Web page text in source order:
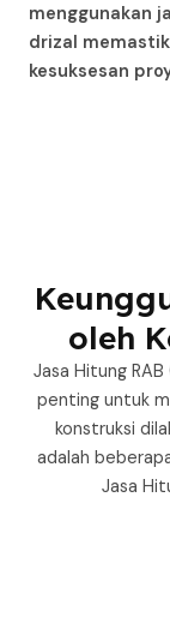
menggunakan
drizal
kesuksesan
oleh
Jasa Hitung
penting untuk
konstruksi
adalah
Jasa